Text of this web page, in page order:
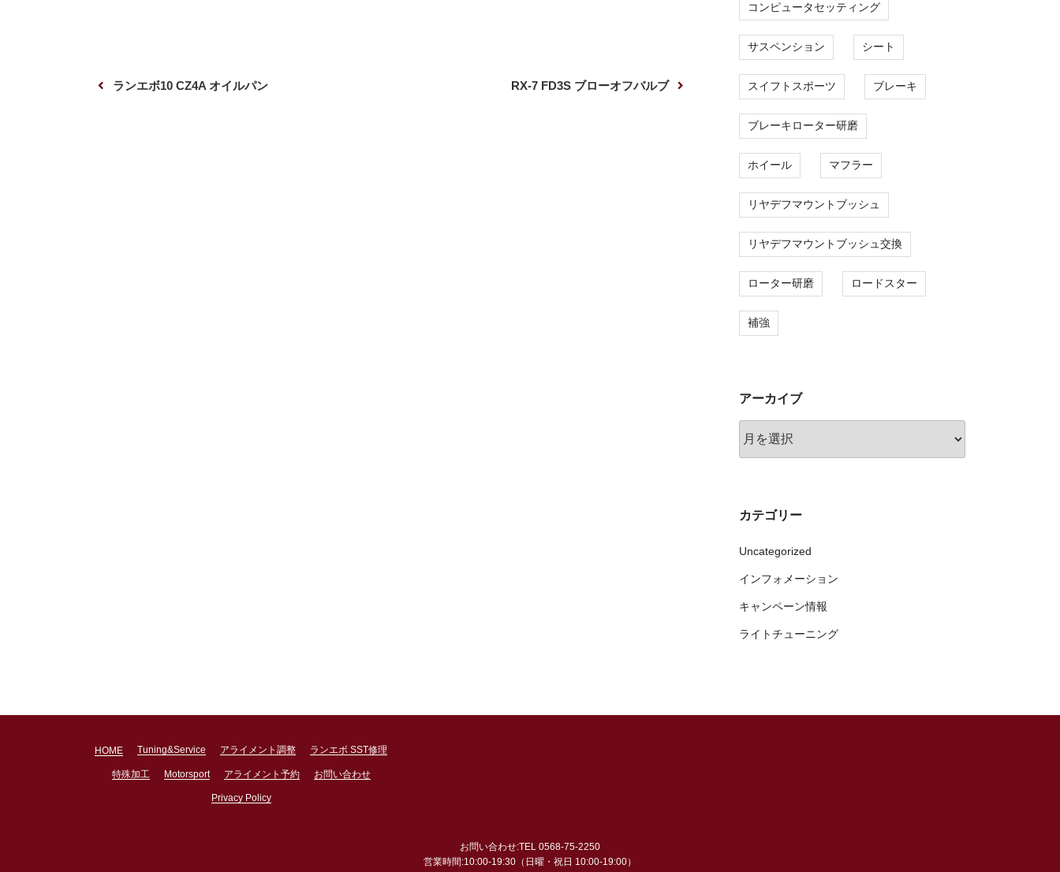
前
ランエボ10 CZ4A オイルパン RX-7 FD3S ブローオフバルブ
コンピュータセッティング
サスペンション シート
スイフトスポーツ ブレーキ
ブレーキローター研磨
ホイール マフラー
リヤデフマウントブッシュ
リヤデフマウントブッシュ交換
ローター研磨 ロードスター
補強
アーカイブ
ー
カテゴリー
Uncategorized
インフォメーション
キャンペーン情報
ライトチューニング
HOME Tuning&Service アライメント調整 ランエボ SST修理
特殊加工 Motorsport アライメント予約 お問い合わせ
Privacy Policy
お問い合わせ:TEL 0568-75-2250
営業時間:10:00-19:30（日曜・祝日 10:00-19:00）